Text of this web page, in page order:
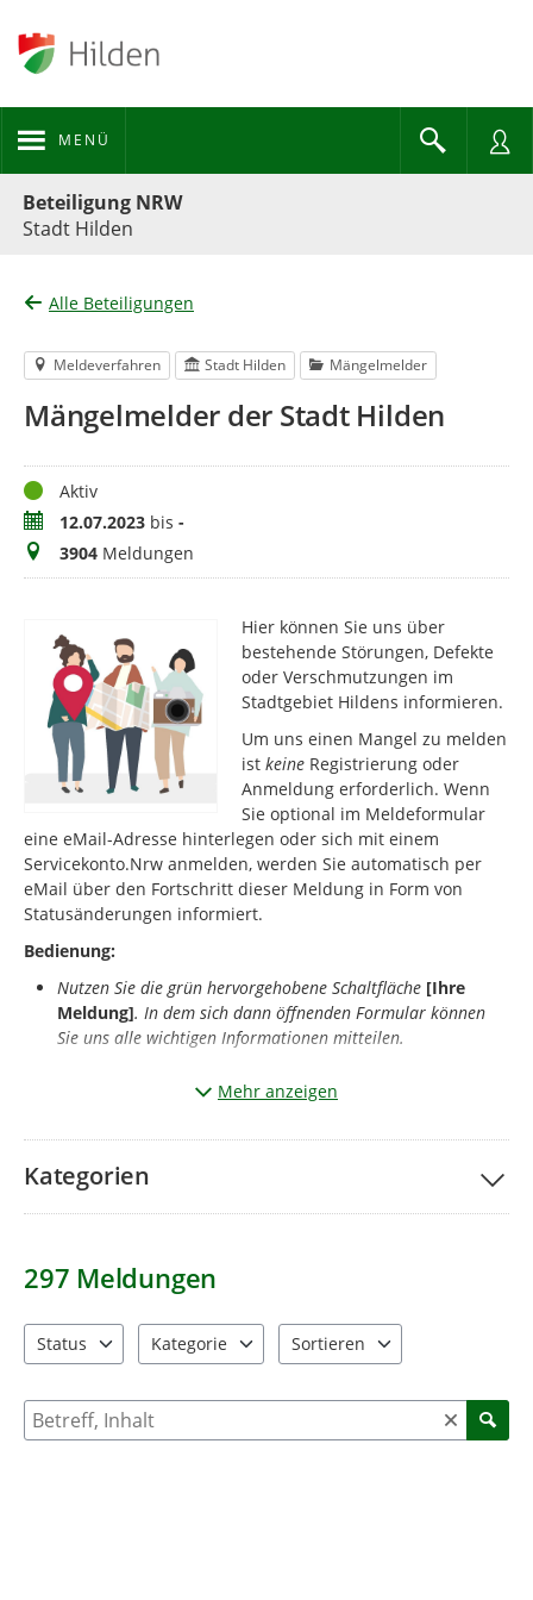
MENÜ
Beteiligung NRW
Stadt Hilden
Alle Beteiligungen
Meldeverfahren Stadt Hilden Mängelmelder
Mängelmelder der Stadt Hilden
StatusAktiv
Zeitraum12.07.2023 bis -
Meldungen
3904 Meldungen
Hier können Sie uns über
bestehende Störungen, Defekte
oder Verschmutzungen im
Stadtgebiet Hildens informieren.
Um uns einen Mangel zu melden
istkeine Registrierung oder
Anmeldung erforderlich. Wenn
Sie optional im Meldeformular
eine eMail-Adresse hinterlegen oder sich mit einem
Servicekonto.Nrw anmelden, werden Sie automatisch per
eMail über den Fortschritt dieser Meldung in Form von
Statusänderungen informiert.
Bedienung:
Nutzen Sie die grün hervorgehobene Schaltfläche [Ihre
Meldung]. In dem sich dann öffnenden Formular können
Sie uns alle wichtigen Informationen mitteilen.
Sie möchten ein Foto senden? Beachten Sie bitte,
oderKfz-Kennzeichen
Mehr anzeigen
Kategorien
297 Meldungen
Status
Kategorie
Sortieren
Suche nach Meldungen und Kommentaren